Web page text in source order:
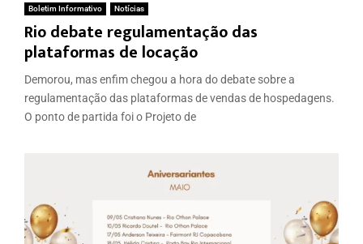
Boletim Informativo Notícias
Rio debate regulamentação das
plataformas de locação
Demorou, mas enfim chegou a hora do debate sobre a
regulamentação das plataformas de vendas de hospedagens.
O ponto de partida foi o Projeto de